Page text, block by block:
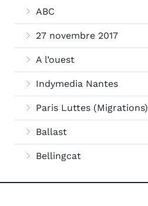
ABC
27 novembre 2017
A l’ouest
Indymedia Nantes
Paris Luttes (Migrations)
Ballast
Bellingcat